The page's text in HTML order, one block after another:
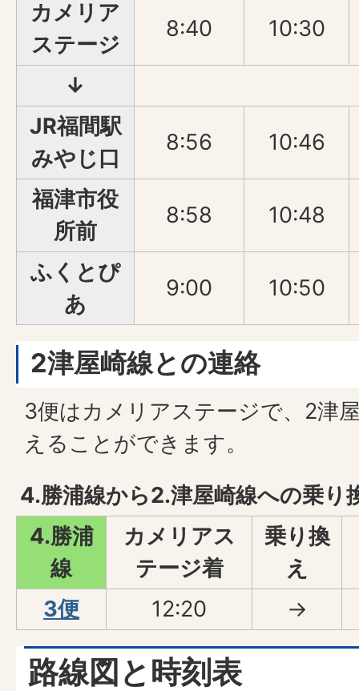
カメリア
ステージ
8:40 10:30
↓
JR福間駅
みやじ口
8:56 10:46
福津市役
所前
8:58 10:48
ふくとぴ
あ
9:00 10:50
2津屋崎線との連絡
3便はカメリアステージで、2津
えることができます。
4.勝浦線から2.津屋崎線への乗り
4.勝浦
線
カメリアス
テージ着
乗り換
え
3便 12:20 →
路線図と時刻表